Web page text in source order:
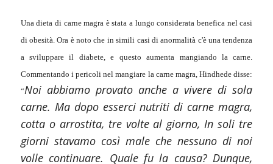
Una dieta di carne magra è stata a lungo considerata benefica nel casi
di obesità. Ora è noto che in simili casi di anormalità c'è una tendenza
a sviluppare il diabete, e questo aumenta mangiando la carne.
Commentando i pericoli nel mangiare la carne magra, Hindhede disse:
“Noi abbiamo provato anche a vivere di sola
carne. Ma dopo esserci nutriti di carne magra,
cotta o arrostita, tre volte al giorno, In soli tre
giorni stavamo così male che nessuno di noi
volle continuare. Quale fu la causa? Dunque,